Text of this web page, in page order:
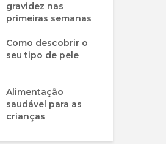
gravidez nas
primeiras semanas
Como descobrir o
seu tipo de pele
Alimentação
saudável para as
crianças